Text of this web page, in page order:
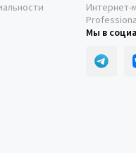
Интернет-
Мы в